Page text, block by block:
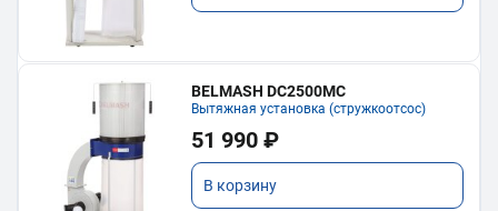
BELMASH DC2500MC
Вытяжная установка (стружкоотсос)
51 990 ₽
В корзину